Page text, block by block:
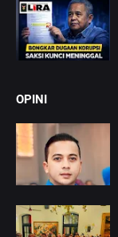
OPINI